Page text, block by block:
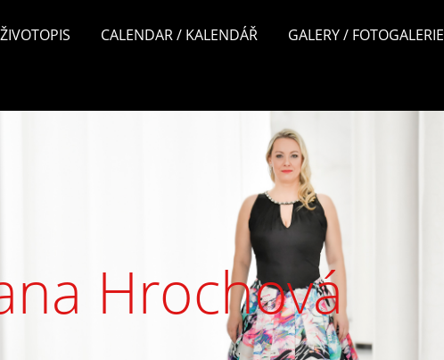
CALENDAR / KALENDÁŘ GALERY / FOTOGALERIE
Hrochová